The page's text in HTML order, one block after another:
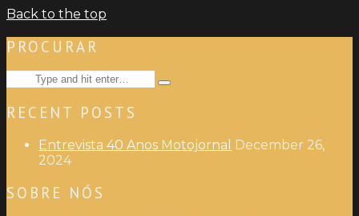
Back to the top
PROCURAR
Search
Type
RECENT POSTS
Entrevista 40 Anos Motojornal December 26,
2024
SOBRE NÓS